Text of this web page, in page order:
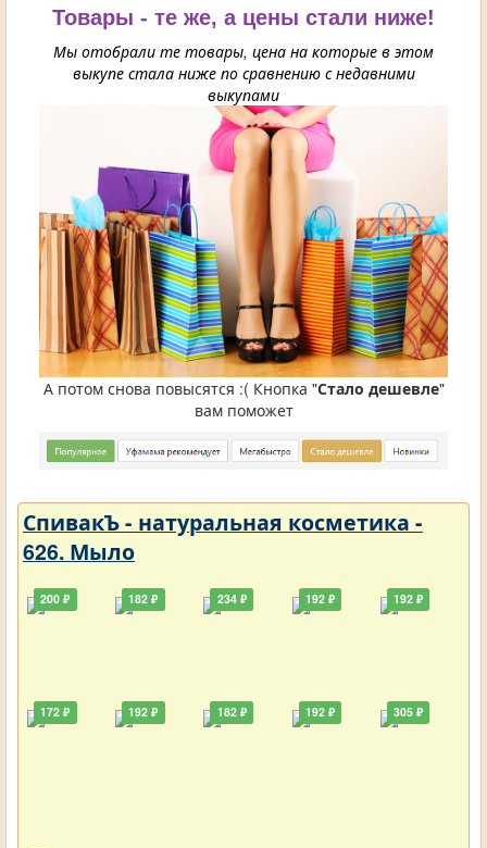
Товары - те же, а цены стали ниже!
Мы отобрали те товары, цена на которые в этом
выкупе стала ниже по сравнению с недавними
выкупами
А потом снова повысятся :( Кнопка "Стало дешевле"
вам поможет
СпивакЪ - натуральная косметика -
626. Мыло
200 ₽
172 ₽
182 ₽
192 ₽
234 ₽
182 ₽
192 ₽
192 ₽
192 ₽
305 ₽